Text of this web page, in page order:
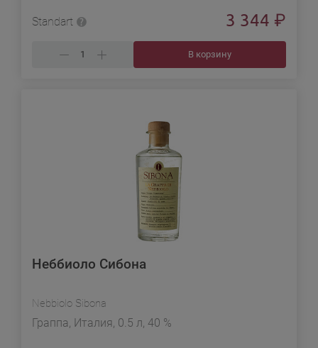
Standart 3 344 ₽
В корзину
Неббиоло Сибона
Nebbiolo Sibona
Граппа, Италия, 0.5 л, 40 %